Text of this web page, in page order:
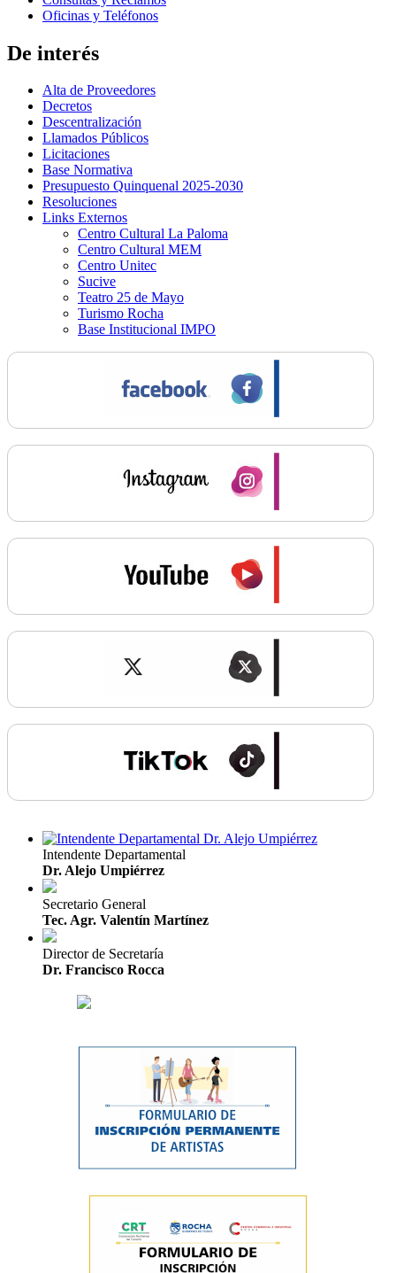
Oficinas y Teléfonos
De interés
Alta de Proveedores
Decretos
Descentralización
Llamados Públicos
Licitaciones
Base Normativa
Presupuesto Quinquenal 2025-2030
Resoluciones
Links Externos
Centro Cultural La Paloma
Centro Cultural MEM
Centro Unitec
Sucive
Teatro 25 de Mayo
Turismo Rocha
Base Institucional IMPO
Intendente Departamental
Dr. Alejo Umpiérrez
Secretario General
Tec. Agr. Valentín Martínez
Director de Secretaría
Dr. Francisco Rocca